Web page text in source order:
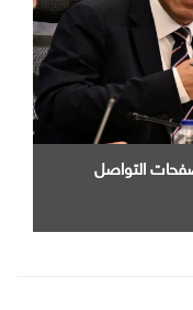
التواصل